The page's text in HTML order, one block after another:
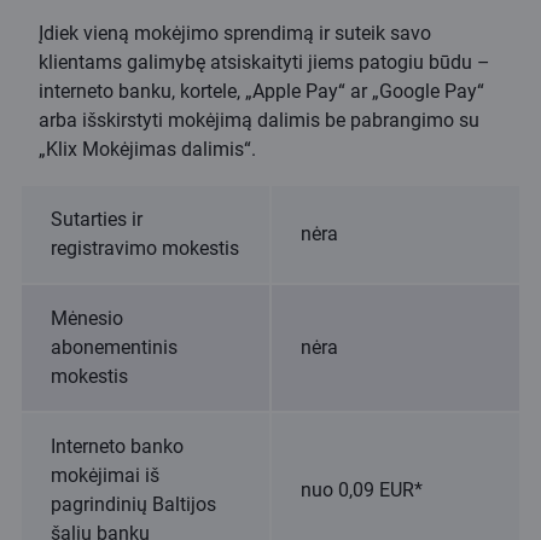
Įdiek vieną mokėjimo sprendimą ir suteik savo
klientams galimybę atsiskaityti jiems patogiu būdu –
interneto banku, kortele, „Apple Pay“ ar „Google Pay“
arba išskirstyti mokėjimą dalimis be pabrangimo su
„Klix Mokėjimas dalimis“.
Sutarties ir
registravimo mokestis
nėra
Mėnesio
abonementinis
mokestis
nėra
Interneto banko
mokėjimai iš
pagrindinių Baltijos
šalių bankų
nuo 0,09 EUR*